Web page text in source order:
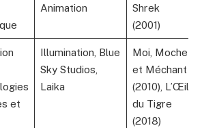
Animation
Shrek
(2001)
et
Illumination, Blue
Sky Studios,
Laika
Moi, Moche
et Méchant
(2010), L’Œil
du Tigre
(2018)